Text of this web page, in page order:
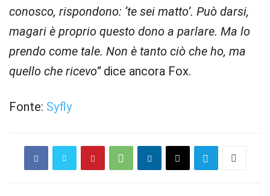
conosco, rispondono: ‘te sei matto’. Può darsi,
magari è proprio questo dono a parlare. Ma lo
prendo come tale. Non è tanto ciò che ho, ma
quello che ricevo” dice ancora Fox.
Fonte: Syfly